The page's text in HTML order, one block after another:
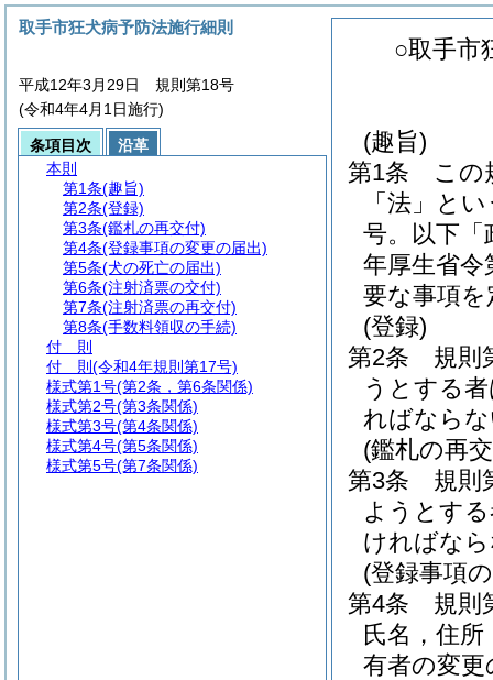
○取手市
(趣旨)
第1条
この
「法」と
号。以下「
年厚生省令
要な事項
(登録)
第2条
規則
うとする
ればなら
(鑑札の再
第3条
規則
ようとす
ければな
(登録事項
第4条
規則
氏名，住
有者の変
取手市狂犬病予防法施行細則
平成12年3月29日 規則第18号
(令和4年4月1日施行)
条項目次
沿革
本則
第1条(趣旨)
第2条(登録)
第3条(鑑札の再交付)
第4条(登録事項の変更の届出)
第5条(犬の死亡の届出)
第6条(注射済票の交付)
第7条(注射済票の再交付)
第8条(手数料領収の手続)
付 則
付 則 (令和4年規則第17号)
様式第1号(第2条，第6条関係)
様式第2号(第3条関係)
様式第3号(第4条関係)
様式第4号(第5条関係)
様式第5号(第7条関係)